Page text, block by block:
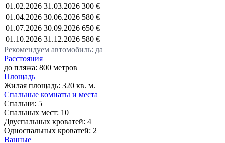
01.02.2026 31.03.2026 300 €
01.04.2026 30.06.2026 580 €
01.07.2026 30.09.2026 650 €
01.10.2026 31.12.2026 580 €
Рекомендуем автомобиль: да
Расстояния
до пляжа: 800 метров
Площадь
Жилая площадь: 320 кв. м.
Спальные комнаты и места
Спальни: 5
Спальных мест: 10
Двуспальных кроватей: 4
Односпальных кроватей: 2
Ванные